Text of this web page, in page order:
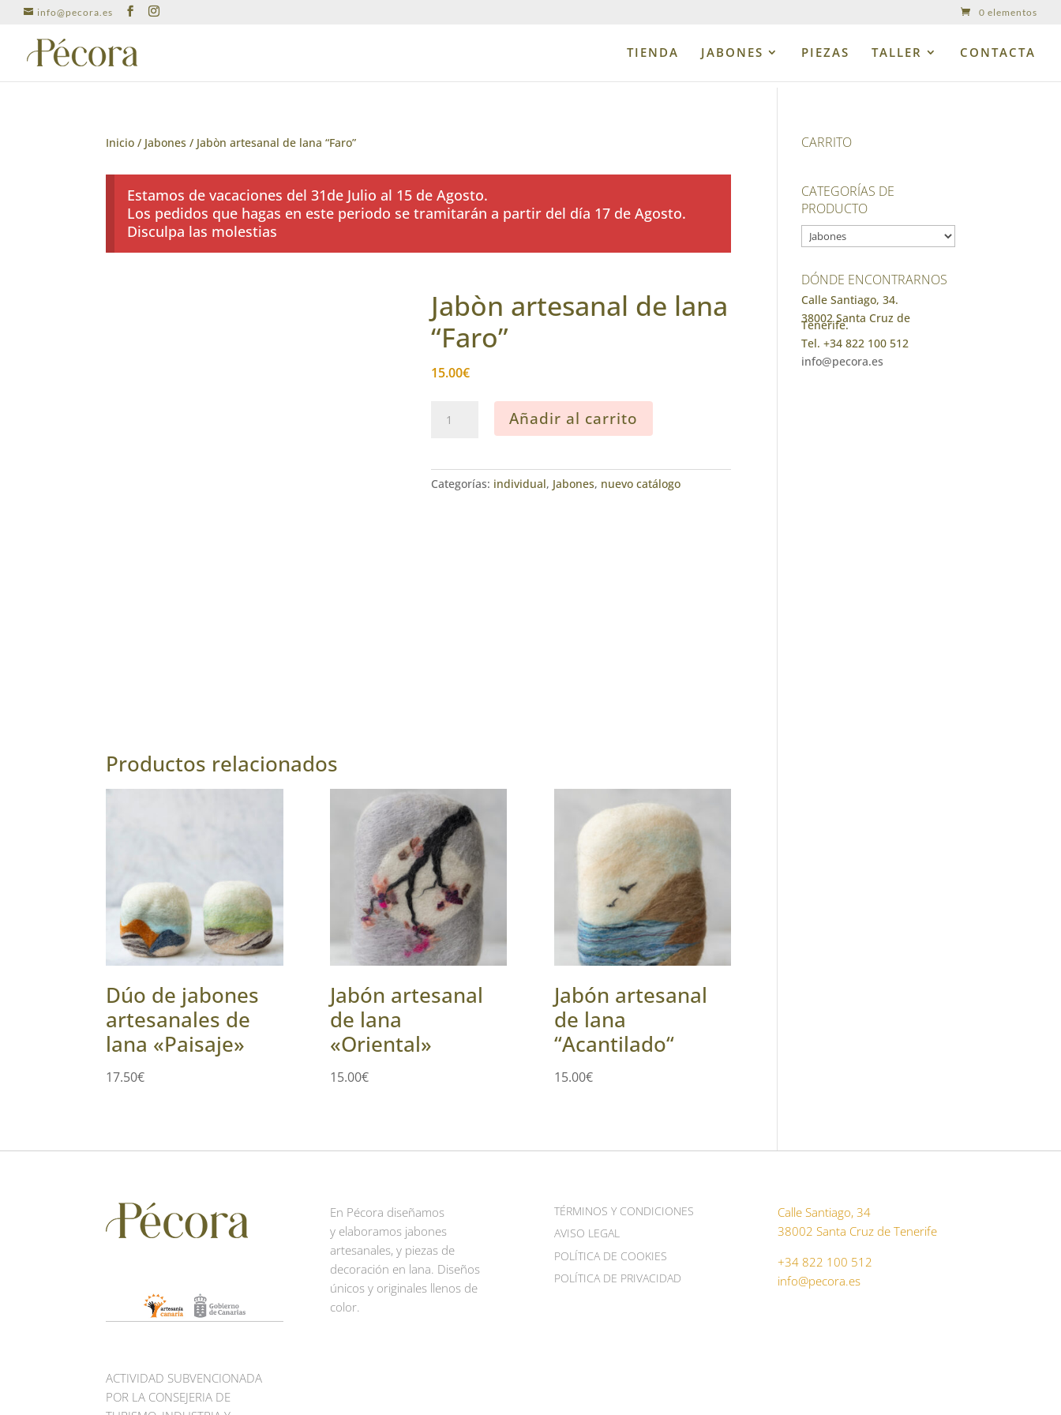
info@pecora.es 0 elementos
TIENDA JABONES PIEZAS TALLER CONTACTA
Inicio / Jabones / Jabòn artesanal de lana “Faro”
Estamos de vacaciones del 31de Julio al 15 de Agosto.
Los pedidos que hagas en este periodo se tramitarán a partir del día 17 de Agosto.
Disculpa las molestias
Jabòn artesanal de lana
“Faro”
15.00€
artesanal
“Faro”
Añadir al carrito
Categorías: individual, Jabones, nuevo catálogo
Productos relacionados
Dúo de jabones
artesanales de
lana «Paisaje»
17.50€
Jabón artesanal
de lana
«Oriental»
15.00€
Jabón artesanal
de lana
“Acantilado“
15.00€
CARRITO
CATEGORÍAS DE
PRODUCTO
DÓNDE ENCONTRARNOS
Calle Santiago, 34.
38002 Santa Cruz de
Tenerife.
Tel. +34 822 100 512
info@pecora.es
ACTIVIDAD SUBVENCIONADA
POR LA CONSEJERIA DE
En Pécora diseñamos
y elaboramos jabones
artesanales, y piezas de
decoración en lana. Diseños
únicos y originales llenos de
color.
TÉRMINOS Y CONDICIONES
AVISO LEGAL
POLÍTICA DE COOKIES
POLÍTICA DE PRIVACIDAD
Calle Santiago, 34
38002 Santa Cruz de Tenerife
+34 822 100 512
info@pecora.es